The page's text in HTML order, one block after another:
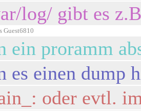
log/ gibt es
Guest6810
ein proramm
es einen dump
oder evtl.